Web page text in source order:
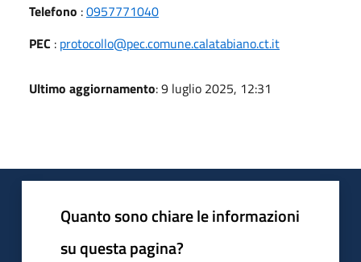
Telefono :0957771040
PEC : protocollo@pec.comune.calatabiano.ct.it
Ultimo aggiornamento: 9 luglio 2025, 12:31
Quanto sono chiare le informazioni
su questa pagina?